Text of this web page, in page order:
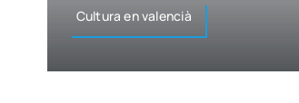
Cul­tu­ra en valen­cià